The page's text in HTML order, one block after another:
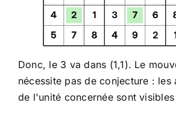
Donc, le 3 va dans (1,1). Le
nécessite pas de conjecture : les
de l'unité concernée sont